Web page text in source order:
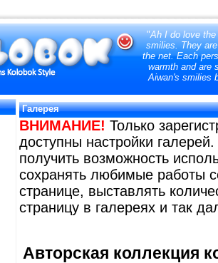
"Ah I do love
smilies. They
the net. Each
warmth and are
Aiwan's smilies
Галерея
ВНИМАНИЕ! Только
доступны настройки
получить возможность
сохранять любимые работы
странице, выставлять
страницу в галереях и так
Авторская коллекция